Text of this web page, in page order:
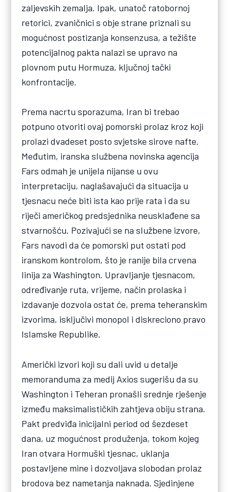
zaljevskih zemalja. Ipak, unatoč ratobornoj
retorici, zvaničnici s obje strane priznali su
mogućnost postizanja konsenzusa, a težište
potencijalnog pakta nalazi se upravo na
plovnom putu Hormuza, ključnoj tački
konfrontacije.
Prema nacrtu sporazuma, Iran bi trebao
potpuno otvoriti ovaj pomorski prolaz kroz koji
prolazi dvadeset posto svjetske sirove nafte.
Međutim, iranska službena novinska agencija
Fars odmah je unijela nijanse u ovu
interpretaciju, naglašavajući da situacija u
tjesnacu neće biti ista kao prije rata i da su
riječi američkog predsjednika neusklađene sa
stvarnošću. Pozivajući se na službene izvore,
Fars navodi da će pomorski put ostati pod
iranskom kontrolom, što je ranije bila crvena
linija za Washington. Upravljanje tjesnacom,
određivanje ruta, vrijeme, način prolaska i
izdavanje dozvola ostat će, prema teheranskim
izvorima, isključivi monopol i diskreciono pravo
Islamske Republike.
Američki izvori koji su dali uvid u detalje
memoranduma za medij Axios sugerišu da su
Washington i Teheran pronašli srednje rješenje
između maksimalističkih zahtjeva obiju strana.
Pakt predviđa inicijalni period od šezdeset
dana, uz mogućnost produženja, tokom kojeg
Iran otvara Hormuški tjesnac, uklanja
postavljene mine i dozvoljava slobodan prolaz
brodova bez nametanja naknada. Sjedinjene